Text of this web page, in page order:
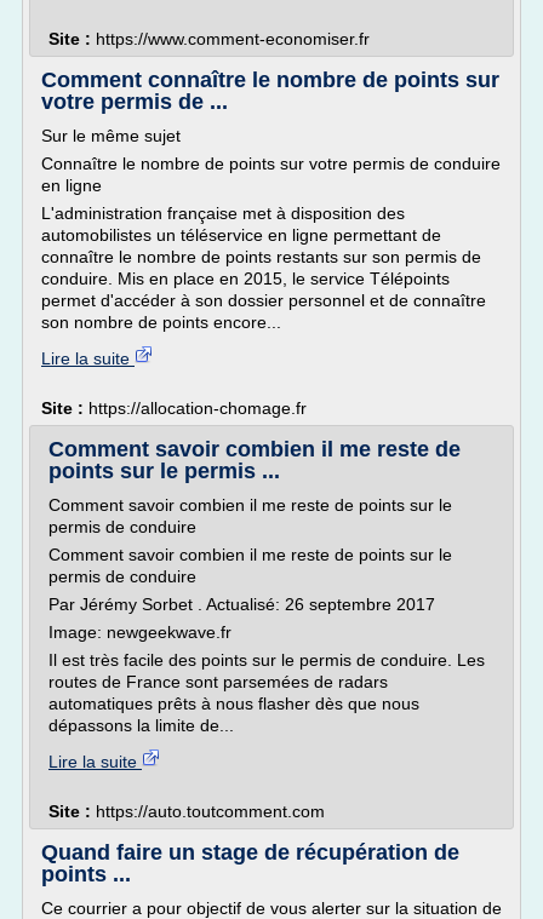
Site : https://www.comment-economiser.fr
Comment connaître le nombre de points sur
votre permis de ...
Sur le même sujet
Connaître le nombre de points sur votre permis de conduire
en ligne
L'administration française met à disposition des
automobilistes un téléservice en ligne permettant de
connaître le nombre de points restants sur son permis de
conduire. Mis en place en 2015, le service Télépoints
permet d'accéder à son dossier personnel et de connaître
son nombre de points encore...
Lire la suite
Site : https://allocation-chomage.fr
Comment savoir combien il me reste de
points sur le permis ...
Comment savoir combien il me reste de points sur le
permis de conduire
Comment savoir combien il me reste de points sur le
permis de conduire
Par Jérémy Sorbet . Actualisé: 26 septembre 2017
Image: newgeekwave.fr
Il est très facile des points sur le permis de conduire. Les
routes de France sont parsemées de radars
automatiques prêts à nous flasher dès que nous
dépassons la limite de...
Lire la suite
Site : https://auto.toutcomment.com
Quand faire un stage de récupération de
points ...
Ce courrier a pour objectif de vous alerter sur la situation de